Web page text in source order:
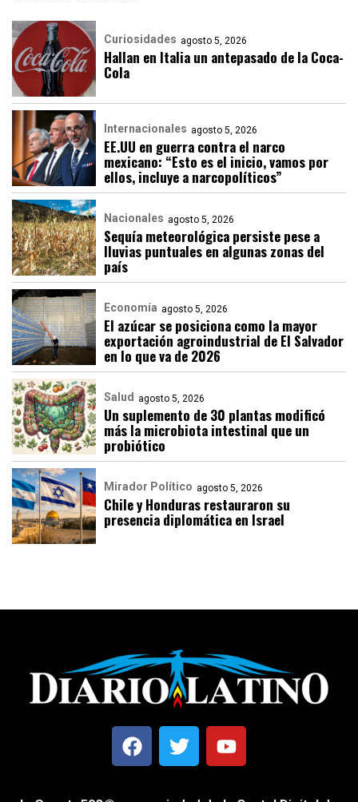
Curiosidades agosto 5, 2026
Hallan en Italia un antepasado de la Coca-
Cola
Internacionales agosto 5, 2026
EE.UU en guerra contra el narco
mexicano: “Esto es el inicio, vamos por
ellos, incluye a narcopolíticos”
Nacionales agosto 5, 2026
Sequía meteorológica persiste pese a
lluvias puntuales en algunas zonas del
país
Economía agosto 5, 2026
El azúcar se posiciona como la mayor
exportación agroindustrial de El Salvador
en lo que va de 2026
Salud agosto 5, 2026
Un suplemento de 30 plantas modificó
más la microbiota intestinal que un
probiótico
Mirador Político agosto 5, 2026
Chile y Honduras restauraron su
presencia diplomática en Israel